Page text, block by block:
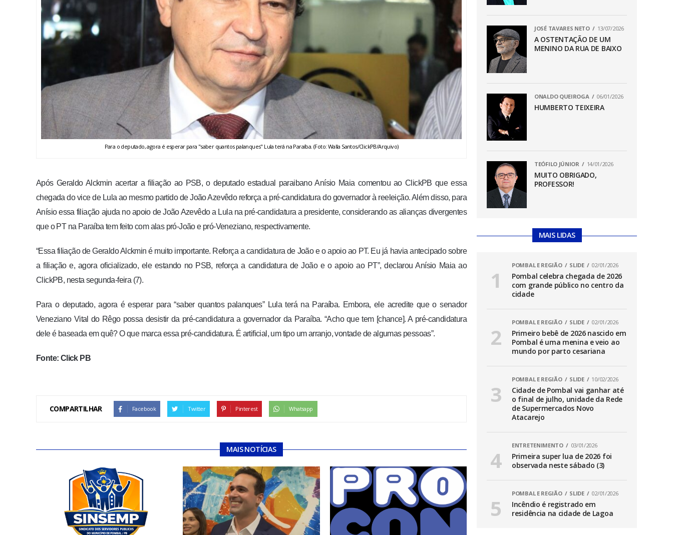
Para o deputado, agora é esperar para "saber quantos palanques" Lula terá na Paraíba. (Foto: Walla Santos/ClickPB/Arquivo)
Após Geraldo Alckmin acertar a filiação ao PSB, o deputado estadual paraibano Anísio Maia comentou ao ClickPB que essa
chegada do vice de Lula ao mesmo partido de João Azevêdo reforça a pré-candidatura do governador à reeleição. Além disso, para
Anísio essa filiação ajuda no apoio de João Azevêdo a Lula na pré-candidatura a presidente, considerando as alianças divergentes
que o PT na Paraíba tem feito com alas pró-João e pró-Veneziano, respectivamente.
“Essa filiação de Geraldo Alckmin é muito importante. Reforça a candidatura de João e o apoio ao PT. Eu já havia antecipado sobre
a filiação e, agora oficializado, ele estando no PSB, reforça a candidatura de João e o apoio ao PT”, declarou Anísio Maia ao
ClickPB, nesta segunda-feira (7).
Para o deputado, agora é esperar para “saber quantos palanques” Lula terá na Paraíba. Embora, ele acredite que o senador
Veneziano Vital do Rêgo possa desistir da pré-candidatura a governador da Paraíba. “Acho que tem [chance]. A pré-candidatura
dele é baseada em quê? O que marca essa pré-candidatura. É artificial, um tipo um arranjo, vontade de algumas pessoas”.
Fonte: Click PB
COMPARTILHAR Facebook Twitter Pinterest Whatsapp
MAIS NOTÍCIAS
JOSÉ TAVARES NETO 13/07/2026
A OSTENTAÇÃO DE UM
MENINO DA RUA DE BAIXO
ONALDO QUEIROGA 06/01/2026
HUMBERTO TEIXEIRA
TEÓFILO JÚNIOR 14/01/2026
MUITO OBRIGADO,
PROFESSOR!
MAIS LIDAS
POMBAL E REGIÃO SLIDE 02/01/2026
Pombal celebra chegada de 2026
com grande público no centro da
cidade
POMBAL E REGIÃO SLIDE 02/01/2026
Primeiro bebê de 2026 nascido em
Pombal é uma menina e veio ao
mundo por parto cesariana
POMBAL E REGIÃO SLIDE 10/02/2026
Cidade de Pombal vai ganhar até
o final de julho, unidade da Rede
de Supermercados Novo
Atacarejo
ENTRETENIMENTO 03/01/2026
Primeira super lua de 2026 foi
observada neste sábado (3)
POMBAL E REGIÃO SLIDE 02/01/2026
Incêndio é registrado em
residência na cidade de Lagoa